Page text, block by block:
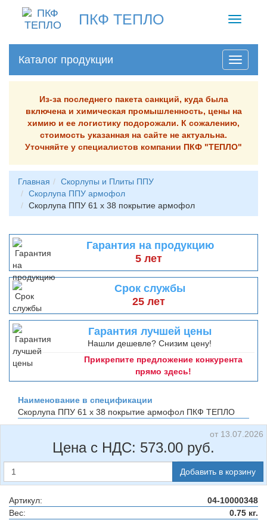
ПКФ ТЕПЛО
Toggle
Каталог продукции
Из-за последнего пакета санкций, куда была
включена и химическая промышленность, цены на
химию и ее логистику подорожали. К сожалению,
стоимость указанная на сайте не актуальна.
Уточняйте у специалистов компании ПКФ "ТЕПЛО"
Главная
Скорлупы и Плиты ППУ
Скорлупа ППУ армофол
Скорлупа ППУ 61 х 38 покрытие армофол
Гарантия на продукцию
5 лет
Срок службы
25 лет
Гарантия лучшей цены
Нашли дешевле? Снизим цену!
Прикрепите предложение конкурента
прямо здесь!
Наименование в спецификации
Скорлупа ППУ 61 х 38 покрытие армофол ПКФ ТЕПЛО
от 13.07.2026
Цена с НДС: 573.00 руб.
Добавить в корзину
Артикул:
04-10000348
Вес:
0.75 кг.